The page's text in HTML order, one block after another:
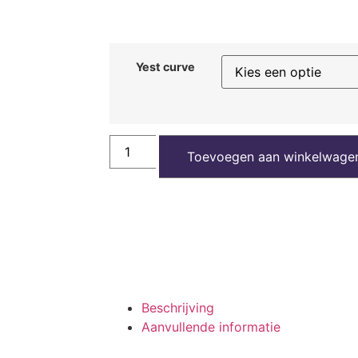
Yest curve
Toevoegen aan
Beschrijving
Aanvullende informatie